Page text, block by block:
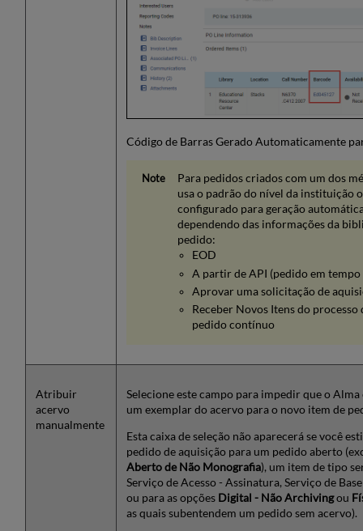
Código de Barras Gerado Automaticamente
Para pedidos criados com um dos
usa o padrão do nível da instituição
configurado para geração
dependendo das informações da
pedido:
EOD
A partir de API (pedido em tempo
Aprovar uma solicitação de
Receber Novos Itens do
pedido contínuo
Atribuir
acervo
manualmente
Selecione este campo para impedir que o
um exemplar do acervo para o novo item de
Esta caixa de seleção não aparecerá se você
pedido de aquisição para um pedido aberto
Aberto de Não Monografia), um item de tipo
Serviço de Acesso - Assinatura, Serviço de
ou para as opções Digital - Não Archivingou
as quais subentendem um pedido sem acervo).